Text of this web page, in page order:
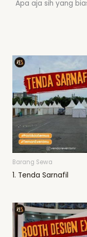
Apa aja sih yang
Barang Sewa
1. Tenda Sarnafil